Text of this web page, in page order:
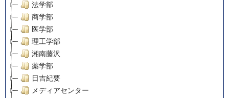
法学部
商学部
医学部
理工学部
湘南藤沢
薬学部
日吉紀要
メディアセンター